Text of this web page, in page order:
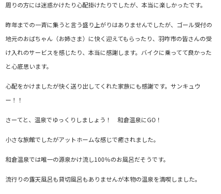
周りの方には迷惑かけたり心配掛けたりでしたが、本当に楽しかったです。
昨年までの一斉に集うと言う盛り上がりはありませんでしたが、ゴール受付の
地元のおばちゃん（お姉さま）に快く迎えてもらったり、羽咋市の皆さんの受
け入れのサービスを感じたり、本当に感謝します。バイクに乗ってて良かった
と心底思います。
心配をかけましたが快く送り出してくれた家族にも感謝です。サンキュウ
ー！！
さーてと、温泉でゆっくりしましょう！ 和倉温泉にGO！
小さな旅館でしたがアットホームな感じで癒されました。
和倉温泉では唯一の源泉かけ流し100％のお風呂だそうです。
流行りの露天風呂も貸切風呂もありませんが本物の温泉を満喫しました。